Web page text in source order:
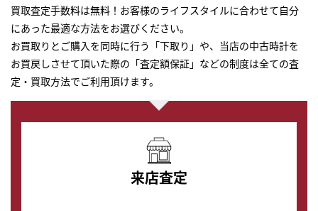
買取査定手数料は無料！お客様のライフスタイルに合わせて自分
にあった最適な方法をお選びください。
お買取りとご購入を同時に行う「下取り」や、当店の中古時計を
お買戻しさせて頂いた際の「査定額保証」などの制度は全ての査
定・買取方法でご利用頂けます。
来店査定